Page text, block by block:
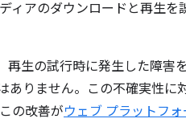
ィアのダウンロードと再生を
再生の試行時に発生した障害
ありません。この不確実性に
の改善がウェブ プラットフォ